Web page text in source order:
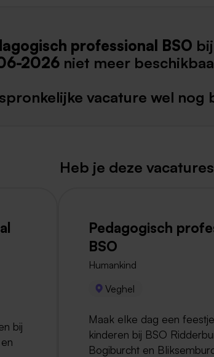
Kerkrade
professional BSO bij
2026 niet meer
vacature wel nog
Heb je deze
bij
Pedagogisch
BSO
Humankind
Veghel
Maak elke dag een
kinderen bij BSO
Bogiburcht en